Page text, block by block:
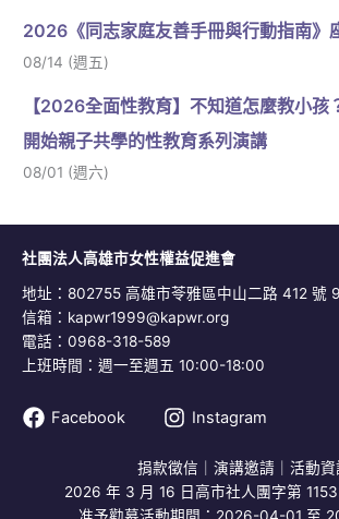
2026《同志家庭友善手冊與行動指南》
08/14 (週五)
【2026全面性教育】不知道怎麼教小孩
開始親子共學的性教育系列演講
08/01 (週六)
社團法人高雄市女性權益促進會
地址：802755 高雄市苓雅區中山二路 412 號
信箱： kapwr1999@kapwr.org
電話：0968-318-589
上班時間：週一至週五 10:00-18:00
Facebook Instagram
捐款徵信 演講邀請
活動資
2026 年 3 月 16 日高市社人團字第